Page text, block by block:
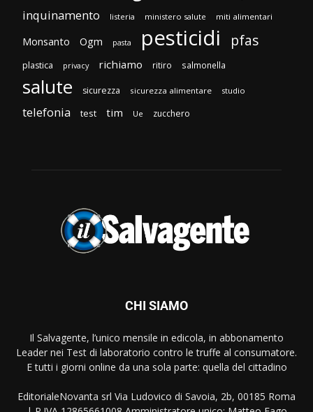
inquinamento listeria ministero salute miti alimentari
Monsanto Ogm pasta pesticidi pfas
plastica privacy richiamo ritiro salmonella
salute sicurezza sicurezza alimentare studio
telefonia test tim Ue zucchero
CHI SIAMO
Il Salvagente, l’unico mensile in edicola, in abbonamento
Leader nei Test di laboratorio contro le truffe al consumatore.
E tutti i giorni online da una sola parte: quella del cittadino
EditorialeNovanta srl Via Ludovico di Savoia, 2b, 00185 Roma